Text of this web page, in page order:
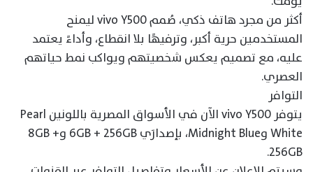
أكثر من مجرد هاتف ذكي، صُمم vivo Y500 ليمنح
المستخدمين حرية أكبر، وترفيهًا بلا انقطاع، وأداءً يعتمد
عليه، مع تصميم يعكس شخصيتهم ويواكب نمط حياتهم
العصري.
التوافر
يتوفر vivo Y500 الآن في الأسواق المصرية باللونين Pearl
White وMidnight Blue، بإصدارَي 6GB + 256GB و8GB +
256GB.